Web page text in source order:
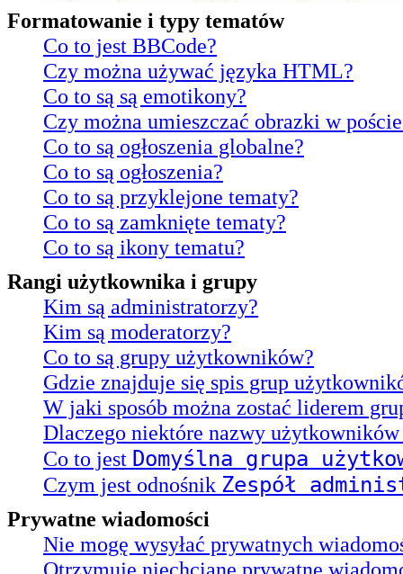
Formatowanie i typy tematów
Co to jest BBCode?
Czy można używać języka HTML?
Co to są są emotikony?
Czy można umieszczać obrazki w
Co to są ogłoszenia globalne?
Co to są ogłoszenia?
Co to są przyklejone tematy?
Co to są zamknięte tematy?
Co to są ikony tematu?
Rangi użytkownika i grupy
Kim są administratorzy?
Kim są moderatorzy?
Co to są grupy użytkowników?
Gdzie znajduje się spis grup
W jaki sposób można zostać liderem
Dlaczego niektóre nazwy
Co to jest Domyślna grupa
Czym jest odnośnik Zespół
Prywatne wiadomości
Nie mogę wysyłać prywatnych